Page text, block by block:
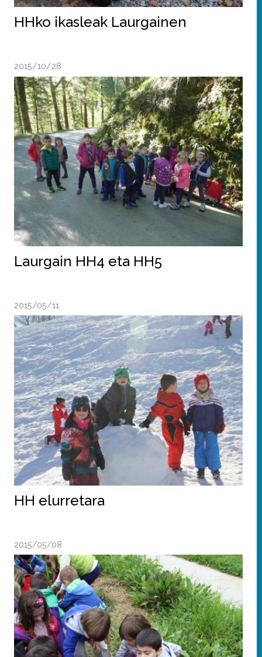
HHko ikasleak Laurgainen
2015/10/28
Laurgain HH4 eta HH5
2015/05/11
HH elurretara
2015/05/08